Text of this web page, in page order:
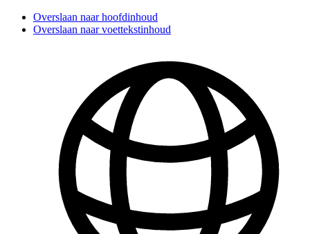
Overslaan naar hoofdinhoud
Overslaan naar voettekstinhoud